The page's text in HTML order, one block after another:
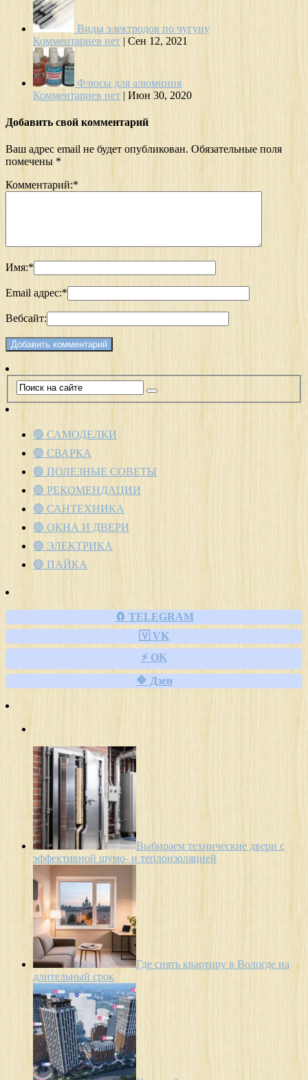
Виды электродов по чугуну
Комментариев нет | Сен 12, 2021
Флюсы для алюминия
Комментариев нет | Июн 30, 2020
Добавить свой комментарий
Ваш адрес email не будет опубликован. Обязательные поля
помечены *
Комментарий:*
Имя:*
Email адрес:*
Вебсайт:
🟢 САМОДЕЛКИ
🟢 СВАРКА
🟢 ПОЛЕЗНЫЕ СОВЕТЫ
🟢 РЕКОМЕНДАЦИИ
🟢 САНТЕХНИКА
🟢 ОКНА И ДВЕРИ
🟢 ЭЛЕКТРИКА
🟢 ПАЙКА
🧲 TELEGRAM
🇻 VK
⚡ OK
🔷 Дзен
Выбираем технические двери с
эффективной шумо- и теплоизоляцией
Где снять квартиру в Вологде на
длительный срок